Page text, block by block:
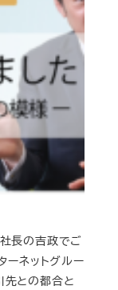
社長の吉政でご
ーネットグルー
先との都合と